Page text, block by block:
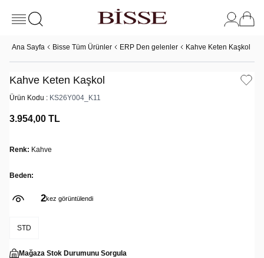
Ana Sayfa Bisse Tüm Ürünler ERP Den gelenler Kahve Keten Kaşkol
Kahve Keten Kaşkol
Ürün Kodu : KS26Y004_K11
3.954,00 TL
Renk: Kahve
Beden:
2kez görüntülendi
STD
Mağaza Stok Durumunu Sorgula